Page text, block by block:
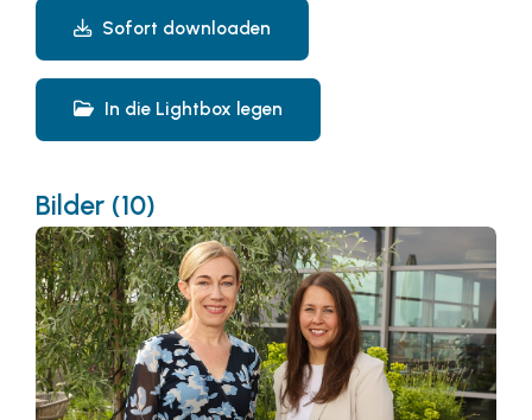
Sofort downloaden
In die Lightbox legen
Bilder (10)